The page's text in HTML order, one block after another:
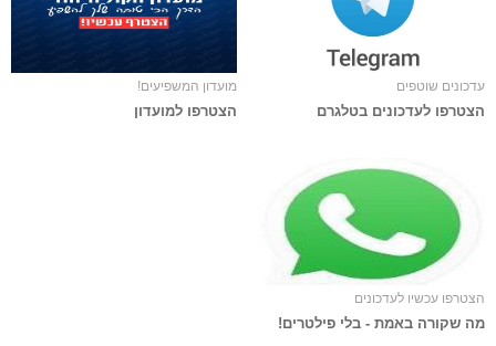
עדכונים שוטפים
הצטרפו לעדכונים בטלגרם
מועדון המשפיעים!
הצטרפו למועדון
הצטרפו עכשיו לעדכונים
מה שקורה באמת - בלי פילטרים!